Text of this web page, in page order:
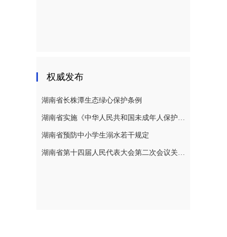
权威发布
湖南省长株潭生态绿心保护条例
湖南省实施《中华人民共和国未成年人保护法》若干规定
湖南省预防中小学生溺水若干规定
湖南省第十四届人民代表大会第二次会议关于湖南省人民代表大会常务委员会工作报告的决议